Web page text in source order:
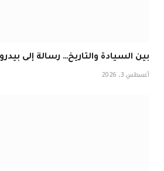
بين السيادة والتاريخ… رسالة إلى
أغسطس 3, 2026